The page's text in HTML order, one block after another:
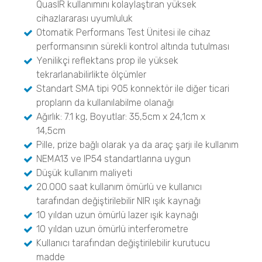
BELPYCNO
BELPYCNO L
Katalizör Analizleri
BELCAT II
BELMASS II
Kristalleşme Analizleri
Çözünürlük ve Kristalleşme
CrystalBreeder
Crystal16
Crystalline
Madde Tanımlama
Narkotik ve Patlayıcı Madde Tespiti
Resolve
Tracer 1000 NTD
Tracer 1000 ETD
Yoğunluk Ölçümü
BELPYCNO
BELPYCNO L
Katalizör Analizleri
BELCAT II
BELMASS II
Kristalleşme Analizleri
CrystalBreeder
Crystal16
Crystalline
Hammadde Tanımlama ve Doğrulama
QuasIR™2000
QuasIR™ 3000
QuasIR™ 4000
Kantitatif Analizler
Cıva Porozimetri
BELPORE
NeoScan
Micro CT 3D Görüntüleme
N60 micro-CT
N70 micro-CT
N80 micro-CT
N90 nano-CT
Oxford Lasers
Sprey Karakterizasyonu
VisiSize P15+
VisiSize N60
VisiSize N60maX
Semplor
QuasIR kullanımını kolaylaştıran yüksek
cihazlararası uyumluluk
Otomatik Performans Test Ünitesi ile cihaz
performansının sürekli kontrol altında tutulması
Yenilikçi reflektans prop ile yüksek
tekrarlanabilirlikte ölçümler
Standart SMA tipi 905 konnektör ile diğer ticari
propların da kullanılabilme olanağı
Ağırlık: 7.1 kg, Boyutlar: 35,5cm x 24,1cm x
14,5cm
Pille, prize bağlı olarak ya da araç şarjı ile kullanım
NEMA13 ve IP54 standartlarına uygun
Düşük kullanım maliyeti
20.000 saat kullanım ömürlü ve kullanıcı
tarafından değiştirilebilir NIR ışık kaynağı
10 yıldan uzun ömürlü lazer ışık kaynağı
10 yıldan uzun ömürlü interferometre
Kullanıcı tarafından değiştirilebilir kurutucu
madde